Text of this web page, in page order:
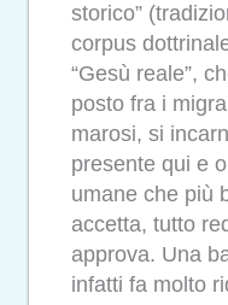
storico”
corpus
“Gesù reale”,
posto fra i
marosi, si
presente qui e
umane che più
accetta, tutto
approva. Una
infatti fa molto